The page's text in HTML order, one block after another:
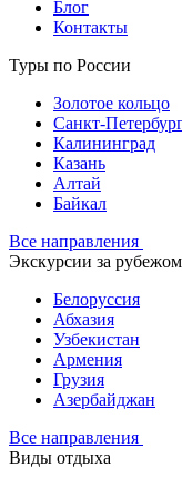
Блог
Контакты
Туры по России
Золотое кольцо
Санкт-
Калининград
Казань
Алтай
Байкал
Все направления
Экскурсии за рубежом
Белоруссия
Абхазия
Узбекистан
Армения
Грузия
Азербайджан
Все направления
Виды отдыха